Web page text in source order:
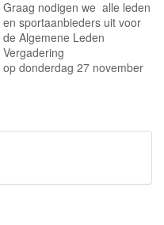
Graag nodigen we alle leden
en sportaanbieders uit voor
de Algemene Leden
Vergadering
op donderdag 27 november